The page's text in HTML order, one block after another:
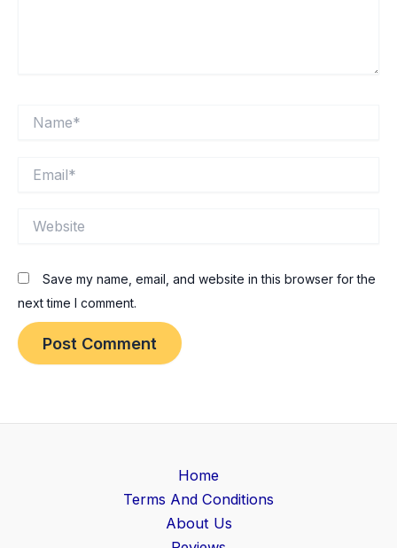
Save my name, email, and website in this browser for the
next time I comment.
Home
Terms And Conditions
About Us